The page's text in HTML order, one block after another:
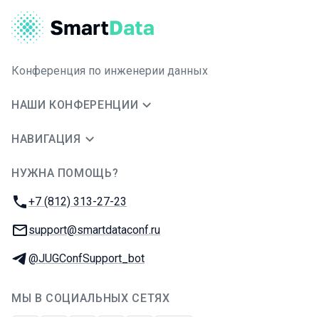
Конференция по инженерии данных
НАШИ КОНФЕРЕНЦИИ
НАВИГАЦИЯ
НУЖНА ПОМОЩЬ?
Телефон:
+7 (812) 313-27-23
E-mail:
support@smartdataconf.ru
Телеграм:
@JUGConfSupport_bot
МЫ В СОЦИАЛЬНЫХ СЕТЯХ